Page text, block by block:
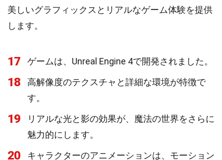
美しいグラフィックスとリアルなゲーム体験を提供
します。
17 ゲームは、Unreal Engine 4で開発されました。
18
高解像度のテクスチャと詳細な環境が特徴で
す。
19
リアルな光と影の効果が、魔法の世界をさらに
魅力的にします。
20
キャラクターのアニメーションは、モーション